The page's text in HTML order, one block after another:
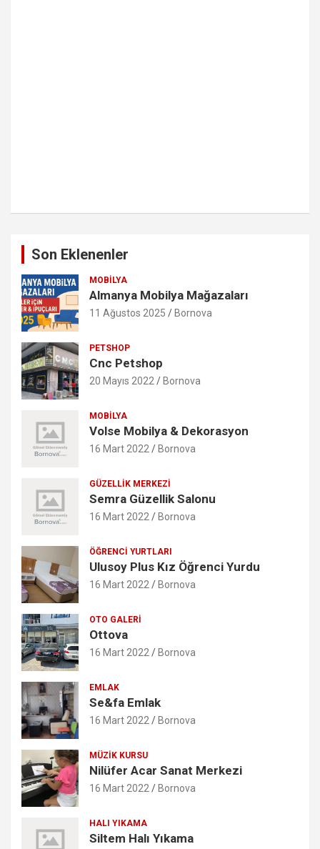
Son Eklenenler
MOBILYA
Almanya Mobilya Mağazaları
11 Ağustos 2025 Bornova
PETSHOP
Cnc Petshop
20 Mayıs 2022 Bornova
MOBILYA
Volse Mobilya & Dekorasyon
16 Mart 2022 Bornova
GÜZELLIK MERKEZI
Semra Güzellik Salonu
16 Mart 2022 Bornova
ÖĞRENCI YURTLARI
Ulusoy Plus Kız Öğrenci Yurdu
16 Mart 2022 Bornova
OTO GALERI
Ottova
16 Mart 2022 Bornova
EMLAK
Se&fa Emlak
16 Mart 2022 Bornova
MÜZIK KURSU
Nilüfer Acar Sanat Merkezi
16 Mart 2022 Bornova
HALI YIKAMA
Siltem Halı Yıkama